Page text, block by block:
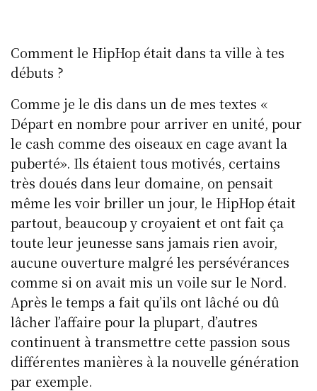
Comment le HipHop était dans ta ville à tes
débuts ?
Comme je le dis dans un de mes textes «
Départ en nombre pour arriver en unité, pour
le cash comme des oiseaux en cage avant la
puberté». Ils étaient tous motivés, certains
très doués dans leur domaine, on pensait
même les voir briller un jour, le HipHop était
partout, beaucoup y croyaient et ont fait ça
toute leur jeunesse sans jamais rien avoir,
aucune ouverture malgré les persévérances
comme si on avait mis un voile sur le Nord.
Après le temps a fait qu’ils ont lâché ou dû
lâcher l’affaire pour la plupart, d’autres
continuent à transmettre cette passion sous
différentes manières à la nouvelle génération
par exemple.